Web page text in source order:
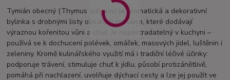
Tymián obecný (Thymus vulgaris) je aromatická a dekorativní
bylinka s drobnými listy obsahujícími silice, které dodávají
výraznou kořenitou vůni a chuť. Je nepostradatelný v kuchyni –
používá se k dochucení polévek, omáček, masových jídel, luštěnin i
zeleniny. Kromě kulinářského využití má i tradiční léčivé účinky:
podporuje trávení, stimuluje chuť k jídlu, působí protizánětlivě,
pomáhá při nachlazení, uvolňuje dýchací cesty a lze jej použít ve